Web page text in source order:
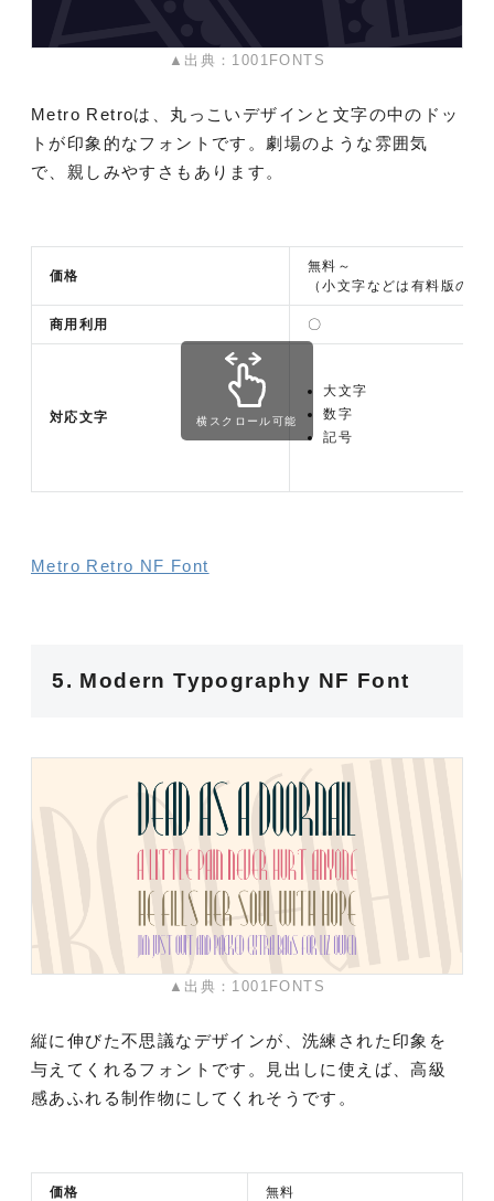
▲出典：1001FONTS
Metro Retroは、丸っこいデザインと文字の中のドッ
トが印象的なフォントです。劇場のような雰囲気
で、親しみやすさもあります。
価格
無料～
（小文字などは有料版のみ
商用利用 〇
対応文字
大文字
数字
記号
横スクロール可能
Metro Retro NF Font
5. Modern Typography NF Font
▲出典：1001FONTS
縦に伸びた不思議なデザインが、洗練された印象を
与えてくれるフォントです。見出しに使えば、高級
感あふれる制作物にしてくれそうです。
価格 無料